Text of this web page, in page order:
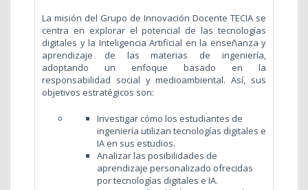
La misión del Grupo de Innovación Docente TECIA se
centra en explorar el potencial de las tecnologías
digitales y la Inteligencia Artificial en la enseñanza y
aprendizaje de las materias de ingeniería,
adoptando un enfoque basado en la
responsabilidad social y medioambiental. Así, sus
objetivos estratégicos son:
Investigar cómo los estudiantes de
ingeniería utilizan tecnologías digitales e
IA en sus estudios.
Analizar las posibilidades de
aprendizaje personalizado ofrecidas
por tecnologías digitales e IA.